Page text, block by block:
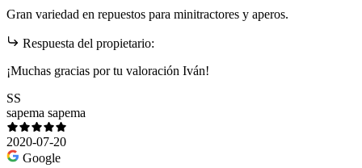
Gran variedad en repuestos para minitractores y aperos.
Respuesta del propietario:
¡Muchas gracias por tu valoración Iván!
SS
sapema sapema
2020-07-20
Google